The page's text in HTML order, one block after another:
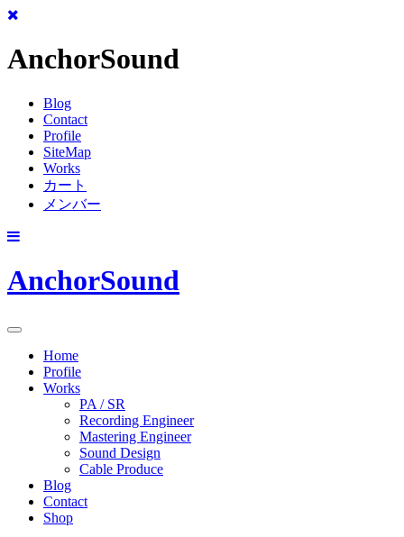
AnchorSound
Blog
Contact
Profile
SiteMap
Works
カート
メンバー
AnchorSound
Toggle
NavigationHome
Profile
Works
PA / SR
Recording Engineer
Mastering Engineer
Sound Design
Cable Produce
Blog
Contact
Shop